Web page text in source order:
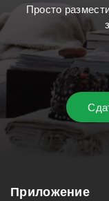
Просто
Приложение